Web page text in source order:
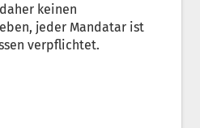
keinen
jeder Mandatar ist
verpflichtet.